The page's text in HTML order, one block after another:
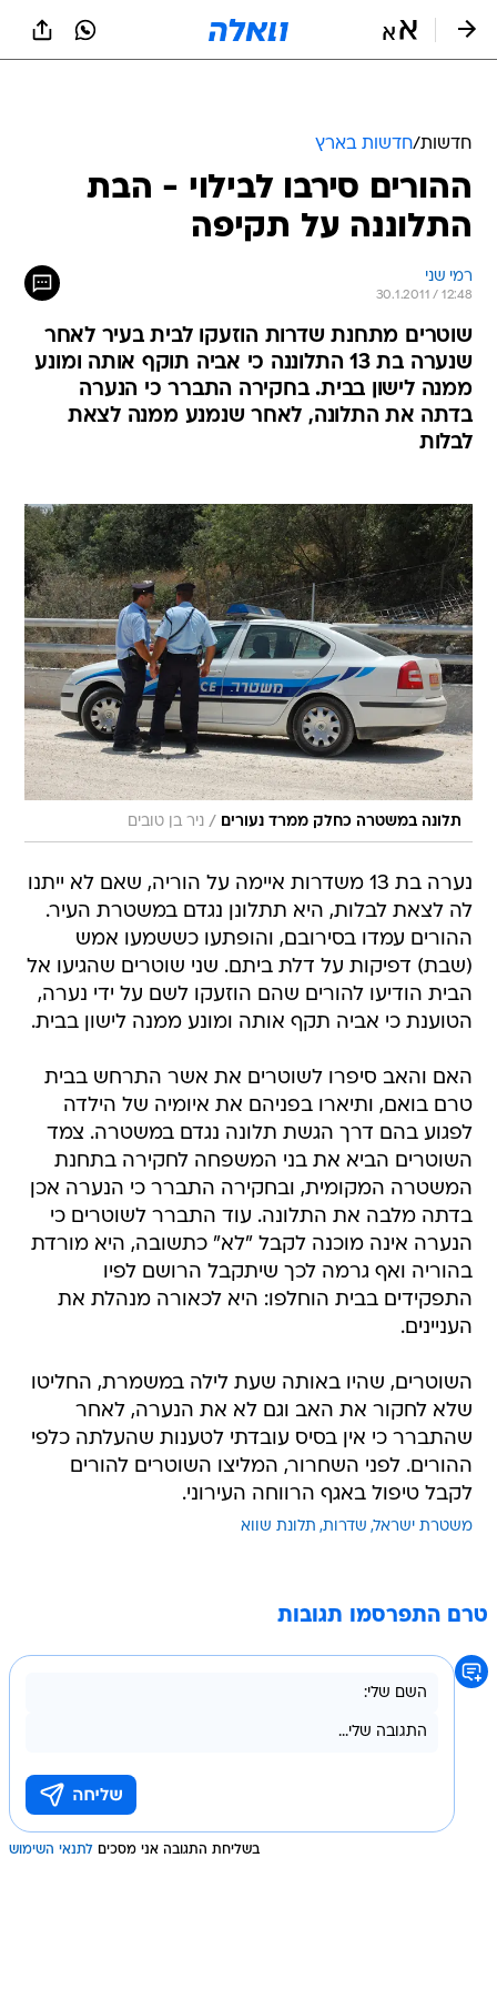
חדשות/חדשות בארץ
ההורים סירבו לבילוי - הבת
התלוננה על תקיפה
רמי שני
30.1.2011 / 12:48
שוטרים מתחנת שדרות הוזעקו לבית בעיר לאחר
שנערה בת 13 התלוננה כי אביה תוקף אותה ומונע
ממנה לישון בבית. בחקירה התברר כי הנערה
בדתה את התלונה, לאחר שנמנע ממנה לצאת
לבלות
תלונה במשטרה כחלק ממרד נעורים / ניר בן טובים
נערה בת 13 משדרות איימה על הוריה, שאם לא ייתנו
לה לצאת לבלות, היא תתלונן נגדם במשטרת העיר.
ההורים עמדו בסירובם, והופתעו כששמעו אמש
(שבת) דפיקות על דלת ביתם. שני שוטרים שהגיעו אל
הבית הודיעו להורים שהם הוזעקו לשם על ידי נערה,
הטוענת כי אביה תקף אותה ומונע ממנה לישון בבית.
האם והאב סיפרו לשוטרים את אשר התרחש בבית
טרם בואם, ותיארו בפניהם את איומיה של הילדה
לפגוע בהם דרך הגשת תלונה נגדם במשטרה. צמד
השוטרים הביא את בני המשפחה לחקירה בתחנת
המשטרה המקומית, ובחקירה התברר כי הנערה אכן
בדתה מלבה את התלונה. עוד התברר לשוטרים כי
הנערה אינה מוכנה לקבל "לא" כתשובה, היא מורדת
בהוריה ואף גרמה לכך שיתקבל הרושם לפיו
התפקידים בבית הוחלפו: היא לכאורה מנהלת את
העניינים.
השוטרים, שהיו באותה שעת לילה במשמרת, החליטו
שלא לחקור את האב וגם לא את הנערה, לאחר
שהתברר כי אין בסיס עובדתי לטענות שהעלתה כלפי
ההורים. לפני השחרור, המליצו השוטרים להורים
לקבל טיפול באגף הרווחה העירוני.
משטרת ישראל שדרות תלונת שווא
טרם התפרסמו תגובות
בשליחת התגובה אני מסכים לתנאי השימוש